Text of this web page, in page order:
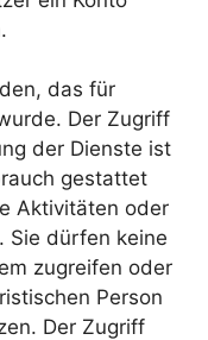
das für
Der Zugriff
der Dienste ist
gestattet
Aktivitäten oder
Sie dürfen keine
zugreifen oder
Person
Der Zugriff